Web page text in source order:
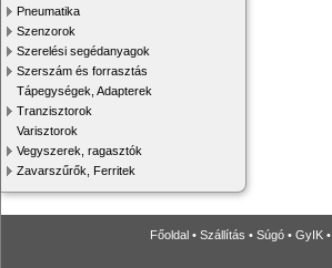
Pneumatika
Szenzorok
Szerelési segédanyagok
Szerszám és forrasztás
Tápegységek, Adapterek
Tranzisztorok
Varisztorok
Vegyszerek, ragasztók
Zavarszűrők, Ferritek
Főoldal • Szállítás • Súgó • GyIK •